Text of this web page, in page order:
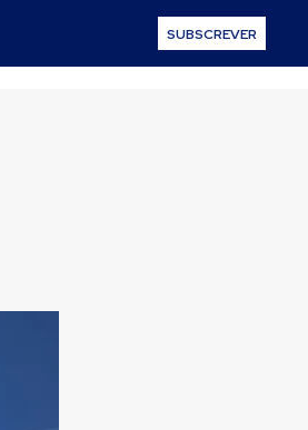
SUBSCREVER